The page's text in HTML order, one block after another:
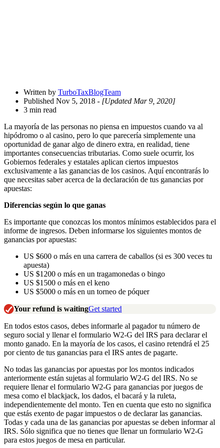
Written by TurboTaxBlogTeam
Published Nov 5, 2018 - [Updated Mar 9, 2020]
3 min read
La mayoría de las personas no piensa en impuestos cuando va al
hipódromo o al casino, pero lo que parecería simplemente una
oportunidad de ganar algo de dinero extra, en realidad, tiene
importantes consecuencias tributarias. Como suele ocurrir, los
Gobiernos federales y estatales aplican ciertos impuestos
exclusivamente a las ganancias de los casinos. Aquí encontrarás lo
que necesitas saber acerca de la declaración de tus ganancias por
apuestas:
Diferencias según lo que ganas
Es importante que conozcas los montos mínimos establecidos para el
informe de ingresos. Deben informarse los siguientes montos de
ganancias por apuestas:
US $600 o más en una carrera de caballos (si es 300 veces tu
apuesta)
US $1200 o más en un tragamonedas o bingo
US $1500 o más en el keno
US $5000 o más en un torneo de póquer
Your refund is waitingGet started
En todos estos casos, debes informarle al pagador tu número de
seguro social y llenar el formulario W2-G del IRS para declarar el
monto ganado. En la mayoría de los casos, el casino retendrá el 25
por ciento de tus ganancias para el IRS antes de pagarte.
No todas las ganancias por apuestas por los montos indicados
anteriormente están sujetas al formulario W2-G del IRS. No se
requiere llenar el formulario W2-G para ganancias por juegos de
mesa como el blackjack, los dados, el bacará y la ruleta,
independientemente del monto. Ten en cuenta que esto no significa
que estás exento de pagar impuestos o de declarar las ganancias.
Todas y cada una de las ganancias por apuestas se deben informar al
IRS. Sólo significa que no tienes que llenar un formulario W2-G
para estos juegos de mesa en particular.